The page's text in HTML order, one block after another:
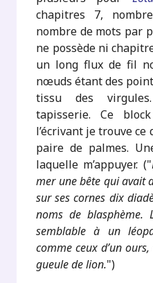
chapitres 7,
nombre de mots par
ne possède ni
un long flux de fil
nœuds étant des
tissu des
tapisserie. Ce
l’écrivant je trouve
paire de palmes.
laquelle m’appuyer. ("
mer une bête qui avait
sur ses cornes dix
noms de
semblable à un
comme ceux d’un
gueule de lion.")